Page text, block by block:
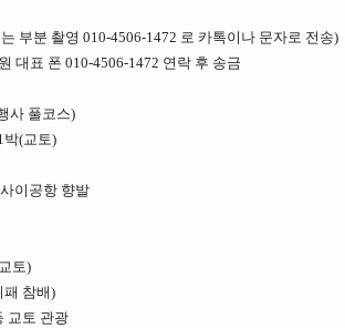
부분 촬영 010-4506-1472 로 카톡이나 문자로 전송)
대표 폰 010-4506-1472 연락 후 송금
사 풀코스)
(교토)
이공항 향발
토)
패 참배)
교토 관광